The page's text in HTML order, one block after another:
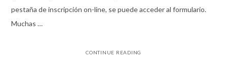
pestaña de inscripción on-line, se puede acceder al formulario.
Muchas …
CONTINUE READING